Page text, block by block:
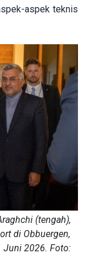
aspek teknis
(tengah),
di Obbuergen,
Juni 2026. Foto: